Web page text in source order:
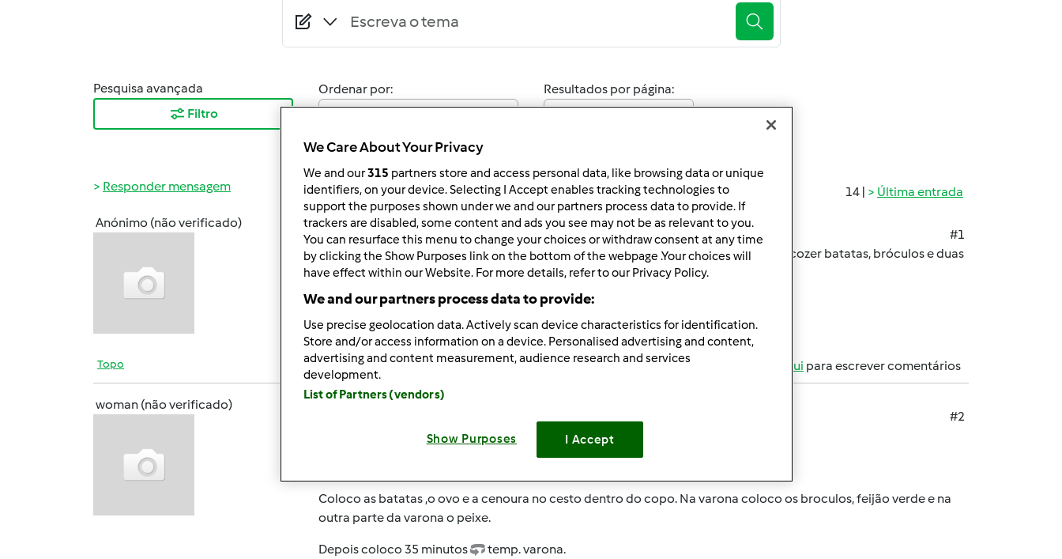
Pesquisa avançada
Filtro
Ordenar por:
Resultados por página:
14 | Última entrada
Responder mensagem
Anónimo (não verificado)
Ter, 2010-02-09 11:43
#1
Sou novata e não consigo encontrar no livro base uma receita muito simples que é cozer batatas, bróculos e duas
postas de garoupa na bimby.
Topo Iniciar sessãoou registe-se aqui para escrever comentários
woman (não verificado)
#2
Coloco as batatas ,o ovo e a cenoura no cesto dentro do copo. Na varona coloco os broculos, feijão verde e na
outra parte da varona o peixe.
Depois coloco 35 minutos temp. varona.
We Care About Your Privacy
We and our315 partners store and access personal data, like browsing data or unique
identifiers, on your device. Selecting I Accept enables tracking technologies to
support the purposes shown under we and our partners process data to provide. If
trackers are disabled, some content and ads you see may not be as relevant to you.
You can resurface this menu to change your choices or withdraw consent at any time
by clicking the Show Purposes link on the bottom of the webpage .Your choices will
have effect within our Website. For more details, refer to our Privacy Policy.
We and our partners process data to provide:
Use precise geolocation data. Actively scan device characteristics for identification.
Store and/or access information on a device. Personalised advertising and content,
advertising and content measurement, audience research and services
development.
List of Partners (vendors)
Show Purposes I Accept